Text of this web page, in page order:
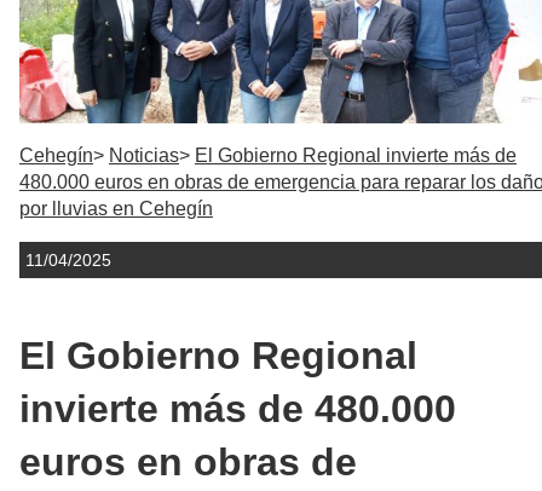
Cehegín Noticias
El Gobierno Regional invierte más de
480.000 euros en obras de emergencia para reparar los
por lluvias en Cehegín
11/04/2025
El Gobierno Regional
invierte más de 480.000
euros en obras de